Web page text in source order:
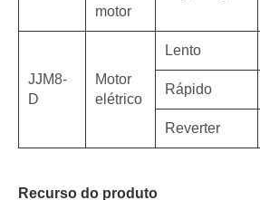
motor
JJM8-
D
Motor
elétrico
Lento
Rápido
Reverter
Recurso do produto